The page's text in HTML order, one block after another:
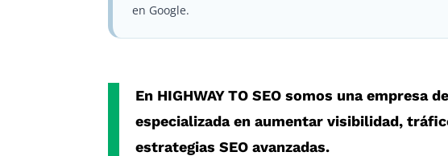
en Google.
En HIGHWAY TO SEO somos unaempresa
especializada en aumentar visibilidad,
estrategias SEO avanzadas.